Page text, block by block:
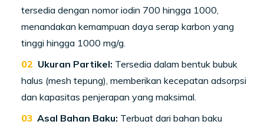
tersedia dengan nomor iodin 700 hingga 1000,
menandakan kemampuan daya serap karbon yang
tinggi hingga 1000 mg/g.
Ukuran Partikel: Tersedia dalam bentuk bubuk
halus (mesh tepung), memberikan kecepatan adsorpsi
dan kapasitas penjerapan yang maksimal.
Asal Bahan Baku: Terbuat dari bahan baku